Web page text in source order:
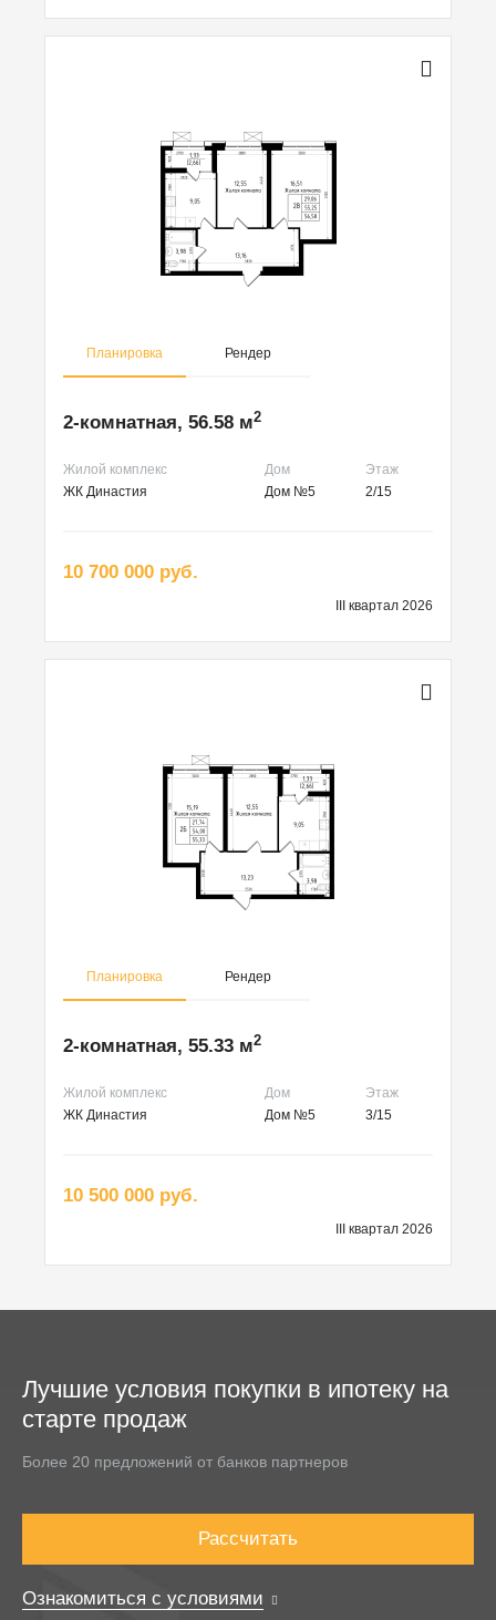
Планировка Рендер
2-комнатная, 56.58 м2
Жилой комплекс Дом
Этаж
ЖК Династия
Дом №5 2/15
10 700 000 руб.
III квартал 2026
Планировка Рендер
2-комнатная, 55.33 м2
Жилой комплекс Дом
Этаж
ЖК Династия
Дом №5 3/15
10 500 000 руб.
III квартал 2026
Лучшие условия покупки в ипотеку на
старте продаж
Более 20 предложений от банков партнеров
Рассчитать
Ознакомиться с условиями